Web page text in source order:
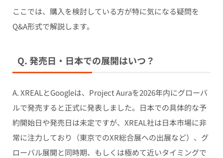
ここでは、購入を検討している方が特に気になる疑問を
Q&A形式で解説します。
Q. 発売日・日本での展開はいつ？
A. XREALとGoogleは、Project Auraを2026年内にグローバ
ルで発売すると正式に発表しました。日本での具体的な予
約開始日や発売日は未定ですが、XREAL社は日本市場に非
常に注力しており（東京でのXR総合展への出展など）、グ
ローバル展開と同時期、もしくは極めて近いタイミングで